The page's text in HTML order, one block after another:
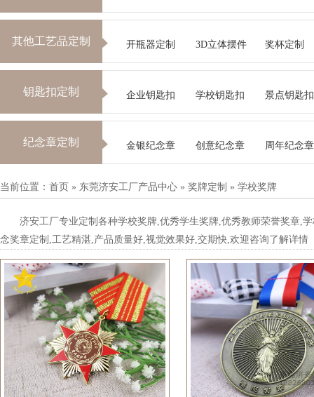
其他工艺品定制 开瓶器定制 3D立体摆件 奖杯定制
钥匙扣定制 企业钥匙扣 学校钥匙扣 景点钥匙扣
纪念章定制 金银纪念章 创意纪念章 周年纪念章
当前位置： 首页 » 东莞济安工厂产品中心 » 奖牌定制 » 学校奖牌
济安工厂专业定制各种学校奖牌,优秀学生奖牌,优秀教师荣誉奖章,
念奖章定制,工艺精湛,产品质量好,视觉效果好,交期快,欢迎咨询了解详情